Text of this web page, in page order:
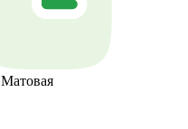
Матовая